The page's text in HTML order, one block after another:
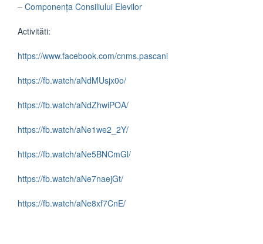
– Componența Consiliului Elevilor
Activităti:
https://www.facebook.com/cnms.pascani
https://fb.watch/aNdMUsjx0o/
https://fb.watch/aNdZhwiPOA/
https://fb.watch/aNe1we2_2Y/
https://fb.watch/aNe5BNCmGl/
https://fb.watch/aNe7naejGt/
https://fb.watch/aNe8xf7CnE/